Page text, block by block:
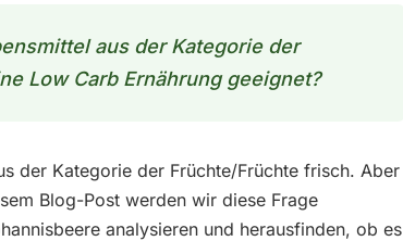
aus der Kategorie der
Low Carb Ernährung geeignet?
der Kategorie der Früchte/Früchte frisch. Aber
Blog-Post werden wir diese Frage
analysieren und herausfinden, ob es